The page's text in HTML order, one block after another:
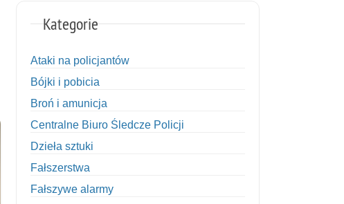
Kategorie
Ataki na policjantów
Bójki i pobicia
Broń i amunicja
Centralne Biuro Śledcze Policji
Dzieła sztuki
Fałszerstwa
Fałszywe alarmy